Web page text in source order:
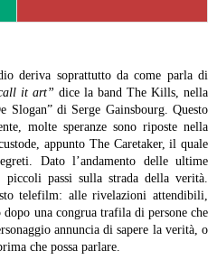
deriva soprattutto da come parla di
it art” dice la band The Kills, nella
Slogan” di Serge Gainsbourg. Questo
molte speranze sono riposte nella
appunto The Caretaker, il quale
Dato l’andamento delle ultime
passi sulla strada della verità.
telefilm: alle rivelazioni attendibili,
una congrua trafila di persone che
annuncia di sapere la verità, o
che possa parlare.